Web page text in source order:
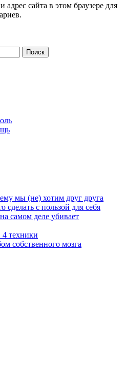
сайта в этом браузере для
мы (не) хотим друг друга
сделать с пользой для себя
самом деле убивает
техники
собственного мозга